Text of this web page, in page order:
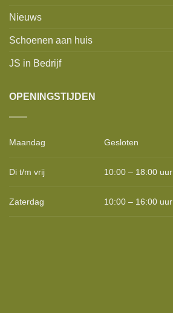
Nieuws
Schoenen aan huis
JS in Bedrijf
OPENINGSTIJDEN
Maandag Gesloten
Di t/m vrij 10:00 – 18:00 uur
Zaterdag 10:00 – 16:00 uur